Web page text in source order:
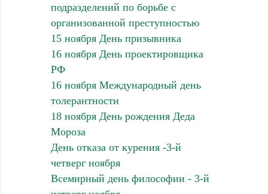
подразделений по борьбе с
организованной преступностью
15 ноября День призывника
16 ноября День проектировщика
РФ
16 ноября Международный день
толерантности
18 ноября День рождения Деда
Мороза
День отказа от курения -3-й
четверг ноября
Всемирный день философии - 3-й